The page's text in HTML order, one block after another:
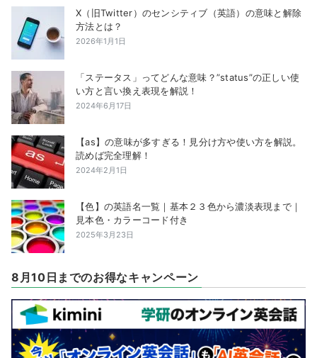
X（旧Twitter）のセンシティブ（英語）の意味と解除
方法とは？
2026年1月1日
「ステータス」ってどんな意味？”status”の正しい使
い方と言い換え表現を解説！
2024年6月17日
【as】の意味が多すぎる！見分け方や使い方を解説。
読めば完全理解！
2024年2月1日
【色】の英語名一覧｜基本２３色から濃淡表現まで｜
見本色・カラーコード付き
2025年3月23日
8月10日までのお得なキャンペーン